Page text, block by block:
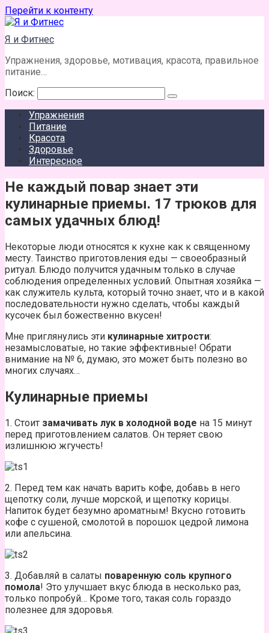
Перейти к контенту
Я и Фитнес
Упражнения, здоровье, мотивация, красота, правильное
питание…
Поиск:
Упражнения
Питание
Красота
Здоровье
Интересное
Не каждый повар знает эти
кулинарные приемы. 17 трюков для
самых удачных блюд!
Некоторые люди относятся к кухне как к священному
месту. Таинство приготовления еды — своеобразный
ритуал. Блюдо получится удачным только в случае
соблюдения определенных условий. Опытная хозяйка —
как служитель культа, который точно знает, что и в какой
последовательности нужно сделать, чтобы каждый
кусочек был божественно вкусен!
Мне приглянулись эти кулинарные хитрости:
незамысловатые, но такие эффективные! Обрати
внимание на № 6, думаю, это может быть полезно во
многих случаях…
Кулинарные приемы
1. Стоит замачивать лук в холодной воде на 15 минут
перед приготовлением салатов. Он теряет свою
излишнюю жгучесть!
2. Перед тем как начать варить кофе, добавь в него
щепотку соли, лучше морской, и щепотку корицы.
Напиток будет безумно ароматным! Вкусно готовить
кофе с сушеной, смолотой в порошок цедрой лимона
или апельсина.
3. Добавляй в салаты поваренную соль крупного
помола! Это улучшает вкус блюда в несколько раз,
только попробуй… Кроме того, такая соль гораздо
полезнее для здоровья.